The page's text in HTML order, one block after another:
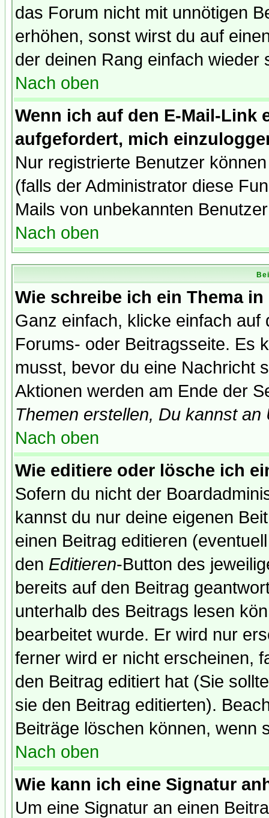
das Forum nicht mit unnötigen
erhöhen, sonst wirst du auf
der deinen Rang einfach wieder
Nach oben
Wenn ich auf den E-Mail-Link
aufgefordert, mich
Nur registrierte Benutzer
(falls der Administrator diese
Mails von unbekannten
Nach oben
Wie schreibe ich ein Thema
Ganz einfach, klicke einfach
Forums- oder Beitragsseite. Es
musst, bevor du eine Nachricht
Aktionen werden am Ende der
Themen erstellen, Du kannst
Nach oben
Wie editiere oder lösche ich
Sofern du nicht der
kannst du nur deine eigenen
einen Beitrag editieren
den Editieren-Button des
bereits auf den Beitrag
unterhalb des Beitrags lesen
bearbeitet wurde. Er wird nur
ferner wird er nicht erscheinen,
den Beitrag editiert hat (Sie
sie den Beitrag editierten).
Beiträge löschen können, wenn
Nach oben
Wie kann ich eine Signatur
Um eine Signatur an einen